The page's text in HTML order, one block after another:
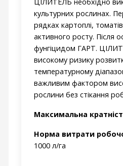
культурних рослинах.
рядках картоплі,
активного росту. Після
фунгіцидом ГАРТ.
високому ризику
температурному
важливим фактором
рослини без стікання
Максимальна
Норма витрати
1000 л/га